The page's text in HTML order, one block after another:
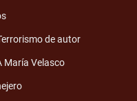
de autor
María Velasco